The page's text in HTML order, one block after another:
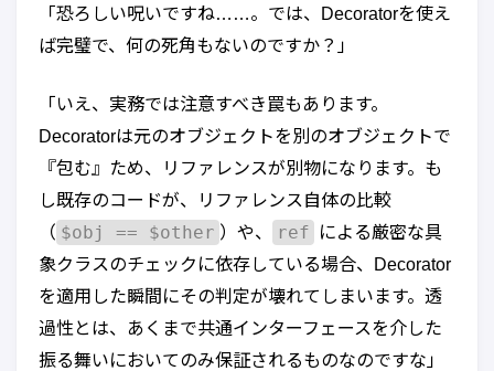
「恐ろしい呪いですね……。では、Decoratorを使え
ば完璧で、何の死角もないのですか？」
「いえ、実務では注意すべき罠もあります。
Decoratorは元のオブジェクトを別のオブジェクトで
『包む』ため、リファレンスが別物になります。も
し既存のコードが、リファレンス自体の比較
（ $obj == $other ）や、 ref
による厳密な具
象クラスのチェックに依存している場合、Decorator
を適用した瞬間にその判定が壊れてしまいます。透
過性とは、あくまで共通インターフェースを介した
振る舞いにおいてのみ保証されるものなのですな」